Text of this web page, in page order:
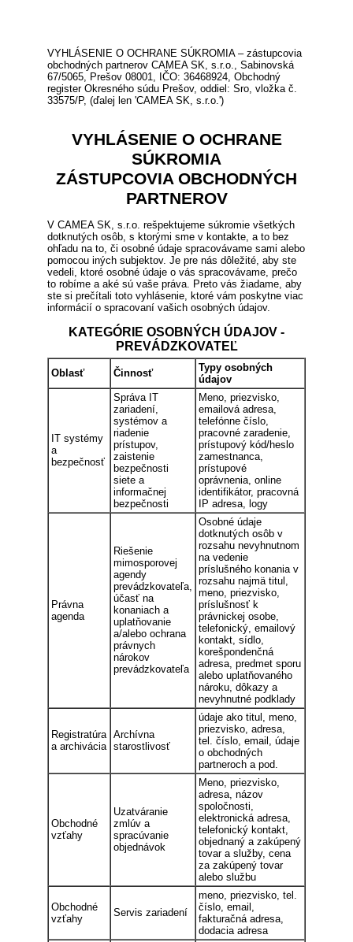
VYHLÁSENIE O OCHRANE SÚKROMIA – zástupcovia
obchodných partnerov CAMEA SK, s.r.o., Sabinovská
67/5065, Prešov 08001, IČO: 36468924, Obchodný
register Okresného súdu Prešov, oddiel: Sro, vložka č.
33575/P, (ďalej len 'CAMEA SK, s.r.o.')
VYHLÁSENIE O OCHRANE
SÚKROMIA
ZÁSTUPCOVIA OBCHODNÝCH
PARTNEROV
V CAMEA SK, s.r.o. rešpektujeme súkromie všetkých
dotknutých osôb, s ktorými sme v kontakte, a to bez
ohľadu na to, či osobné údaje spracovávame sami alebo
pomocou iných subjektov. Je pre nás dôležité, aby ste
vedeli, ktoré osobné údaje o vás spracovávame, prečo
to robíme a aké sú vaše práva. Preto vás žiadame, aby
ste si prečítali toto vyhlásenie, ktoré vám poskytne viac
informácií o spracovaní vašich osobných údajov.
KATEGÓRIE OSOBNÝCH ÚDAJOV -
PREVÁDZKOVATEĽ
Oblasť Činnosť
Typy osobných
údajov
IT systémy
a
bezpečnosť
Správa IT
zariadení,
systémov a
riadenie
prístupov,
zaistenie
bezpečnosti
siete a
informačnej
bezpečnosti
Meno, priezvisko,
emailová adresa,
telefónne číslo,
pracovné zaradenie,
prístupový kód/heslo
zamestnanca,
prístupové
oprávnenia, online
identifikátor, pracovná
IP adresa, logy
Právna
agenda
Riešenie
mimosporovej
agendy
prevádzkovateľa,
účasť na
konaniach a
uplatňovanie
a/alebo ochrana
právnych
nárokov
prevádzkovateľa
Osobné údaje
dotknutých osôb v
rozsahu nevyhnutnom
na vedenie
príslušného konania v
rozsahu najmä titul,
meno, priezvisko,
príslušnosť k
právnickej osobe,
telefonický, emailový
kontakt, sídlo,
korešpondenčná
adresa, predmet sporu
alebo uplatňovaného
nároku, dôkazy a
nevyhnutné podklady
Registratúra
a archivácia
Archívna
starostlivosť
údaje ako titul, meno,
priezvisko, adresa,
tel. číslo, email, údaje
o obchodných
partneroch a pod.
Obchodné
vzťahy
Uzatváranie
zmlúv a
spracúvanie
objednávok
Meno, priezvisko,
adresa, názov
spoločnosti,
elektronická adresa,
telefonický kontakt,
objednaný a zakúpený
tovar a služby, cena
za zakúpený tovar
alebo službu
Obchodné
vzťahy
Servis zariadení
meno, priezvisko, tel.
číslo, email,
fakturačná adresa,
dodacia adresa